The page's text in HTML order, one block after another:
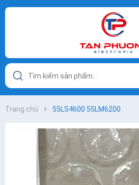
Trang chủ 55LS4600 55LM6200